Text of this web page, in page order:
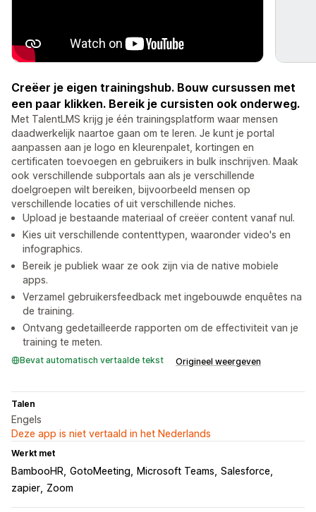
Creëer je eigen trainingshub. Bouw cursussen met
een paar klikken. Bereik je cursisten ook onderweg.
Met TalentLMS krijg je één trainingsplatform waar mensen
daadwerkelijk naartoe gaan om te leren. Je kunt je portal
aanpassen aan je logo en kleurenpalet, kortingen en
certificaten toevoegen en gebruikers in bulk inschrijven. Maak
ook verschillende subportals aan als je verschillende
doelgroepen wilt bereiken, bijvoorbeeld mensen op
verschillende locaties of uit verschillende niches.
Upload je bestaande materiaal of creëer content vanaf nul.
Kies uit verschillende contenttypen, waaronder video's en
infographics.
Bereik je publiek waar ze ook zijn via de native mobiele
apps.
Verzamel gebruikersfeedback met ingebouwde enquêtes na
de training.
Ontvang gedetailleerde rapporten om de effectiviteit van je
training te meten.
Bevat automatisch vertaalde tekst Origineel weergeven
Talen
Engels
Deze app is niet vertaald in het Nederlands
Werkt met
BambooHR GotoMeeting Microsoft Teams Salesforce
zapier Zoom